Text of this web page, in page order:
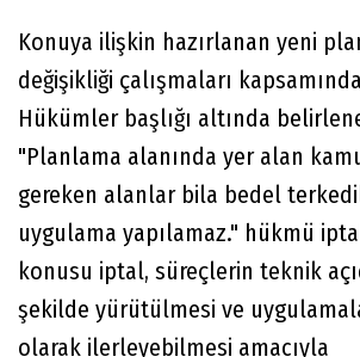
Konuya ilişkin hazırlanan yeni
değişikliği çalışmaları
Hükümler başlığı altında
"Planlama alanında yer alan
gereken alanlar bila bedel
uygulama yapılamaz." hükmü
konusu iptal, süreçlerin teknik
şekilde yürütülmesi ve
olarak ilerleyebilmesi amacıyla